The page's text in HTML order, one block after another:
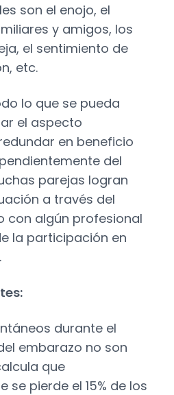
son el enojo, el
y amigos, los
el sentimiento de
etc.
lo que se pueda
el aspecto
en beneficio
del
parejas logran
a través del
con algún profesional
la participación en
durante el
embarazo no son
que
se pierde el 15% de los